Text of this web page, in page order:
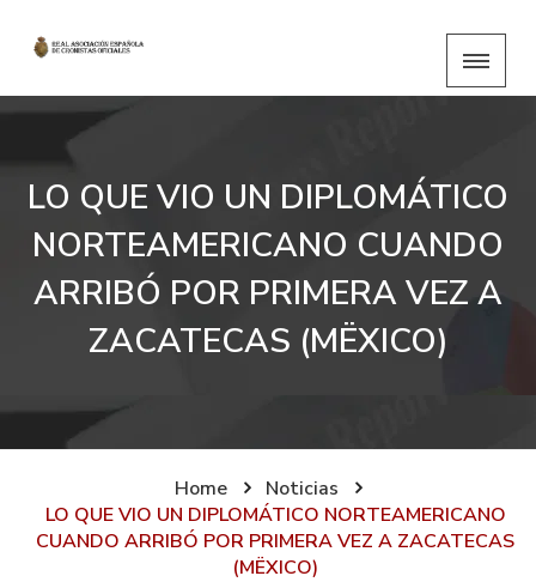
LO QUE VIO UN DIPLOMÁTICO
NORTEAMERICANO CUANDO
ARRIBÓ POR PRIMERA VEZ A
ZACATECAS (MËXICO)
Home
Noticias
LO QUE VIO UN DIPLOMÁTICO NORTEAMERICANO
CUANDO ARRIBÓ POR PRIMERA VEZ A ZACATECAS
(MËXICO)